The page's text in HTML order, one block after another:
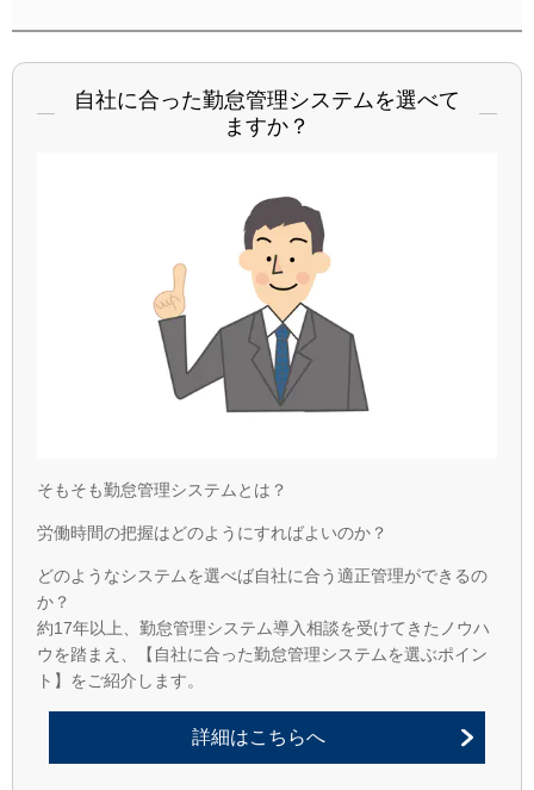
自社に合った勤怠管理システムを選べて
ますか？
そもそも勤怠管理システムとは？
労働時間の把握はどのようにすればよいのか？
どのようなシステムを選べば自社に合う適正管理ができるの
か？
約17年以上、勤怠管理システム導入相談を受けてきたノウハ
ウを踏まえ、【自社に合った勤怠管理システムを選ぶポイン
ト】をご紹介します。
詳細はこちらへ